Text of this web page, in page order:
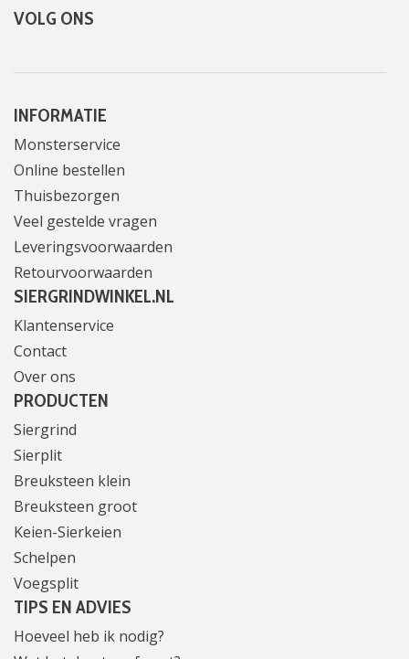
VOLG ONS
INFORMATIE
Monsterservice
Online bestellen
Thuisbezorgen
Veel gestelde vragen
Leveringsvoorwaarden
Retourvoorwaarden
SIERGRINDWINKEL.NL
Klantenservice
Contact
Over ons
PRODUCTEN
Siergrind
Sierplit
Breuksteen klein
Breuksteen groot
Keien-Sierkeien
Schelpen
Voegsplit
TIPS EN ADVIES
Hoeveel heb ik nodig?